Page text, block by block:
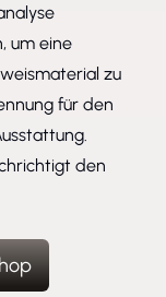
um eine
zu
für den
den